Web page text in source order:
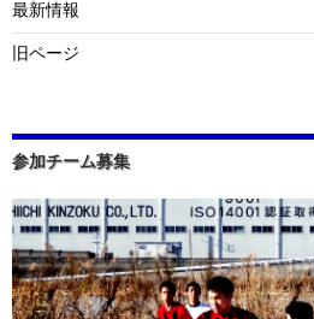
最新情報
旧ページ
参加チーム募集